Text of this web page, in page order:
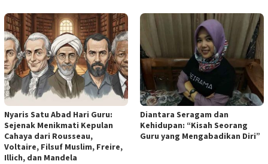
Nyaris Satu Abad Hari Guru:
Sejenak Menikmati Kepulan
Cahaya dari Rousseau,
Voltaire, Filsuf Muslim, Freire,
Illich, dan Mandela
Diantara Seragam dan
Kehidupan: “Kisah Seorang
Guru yang Mengabadikan Diri”